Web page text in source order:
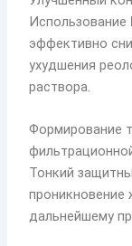
Использование
эффективно
ухудшения
раствора.
Формирование
Тонкий
проникновение
дальнейшему